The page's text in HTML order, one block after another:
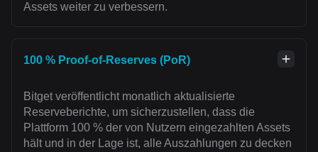
Assets weiter zu verbessern.
100 % Proof-of-Reserves (PoR)
Bitget veröffentlicht monatlich aktualisierte
Reserveberichte, um sicherzustellen, dass die
Plattform 100 % der von Nutzern eingezahlten Assets
hält und in der Lage ist, alle Auszahlungen zu decken